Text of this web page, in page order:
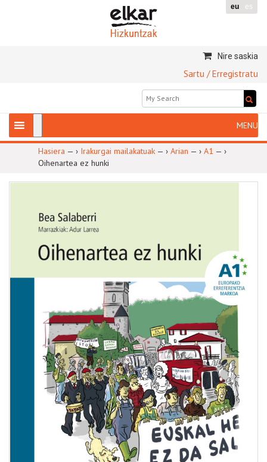
eu es
Nire saskia
Sartu / Erregistratu
Hasiera — › Irakurgai mailakatuak — › Arian — › A1 — ›
Oihenartea ez hunki